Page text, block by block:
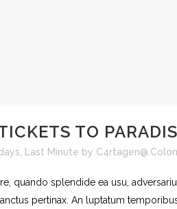
TO
Last Minute by
quando splendide ea usu,
pertinax. An luptatum